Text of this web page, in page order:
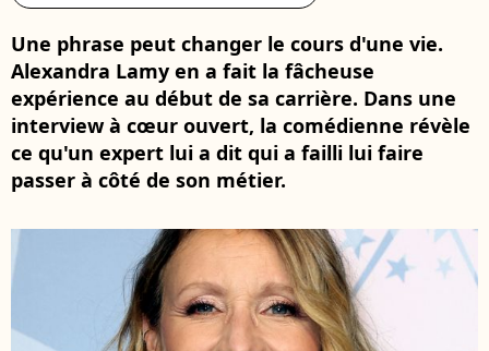
Une phrase peut changer le cours d'une vie.
Alexandra Lamy en a fait la fâcheuse
expérience au début de sa carrière. Dans une
interview à cœur ouvert, la comédienne révèle
ce qu'un expert lui a dit qui a failli lui faire
passer à côté de son métier.